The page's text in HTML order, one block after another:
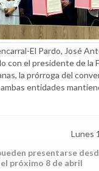
El Pardo, José
con el presidente de la
la prórroga del
entidades
Lunes
presentarse
próximo 8 de abril